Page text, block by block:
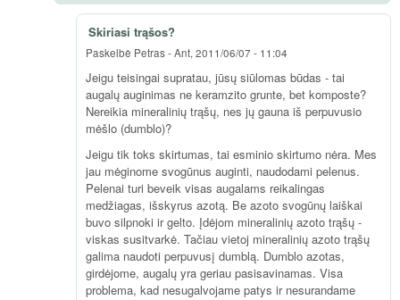
Skiriasi trąšos?
Paskelbė Petras-Ant, 2011/06/07 - 11:04
Jeigu teisingai supratau, jūsų siūlomas būdas - tai
augalų auginimas ne keramzito grunte, bet komposte?
Nereikia mineralinių trąšų, nes jų gauna iš perpuvusio
mėšlo (dumblo)?
Jeigu tik toks skirtumas, tai esminio skirtumo nėra. Mes
jau mėginome svogūnus auginti, naudodami pelenus.
Pelenai turi beveik visas augalams reikalingas
medžiagas, išskyrus azotą. Be azoto svogūnų laiškai
buvo silpnoki ir gelto. Įdėjom mineralinių azoto trąšų -
viskas susitvarkė. Tačiau vietoj mineralinių azoto trąšų
galima naudoti perpuvusį dumblą. Dumblo azotas,
girdėjome, augalų yra geriau pasisavinamas. Visa
problema, kad nesugalvojame patys ir nesurandame